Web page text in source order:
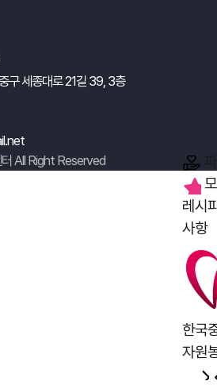
레시
사항
한국
자원
구 세종대로 21길 39, 3층
All Right Reserved